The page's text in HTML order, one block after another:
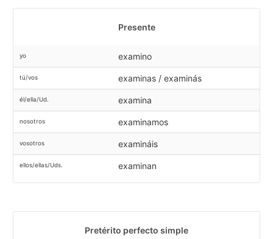
Presente
yo examino
tú/vos examinas / examinás
él/ella/Ud. examina
nosotros examinamos
vosotros examináis
ellos/ellas/Uds. examinan
Pretérito perfecto simple